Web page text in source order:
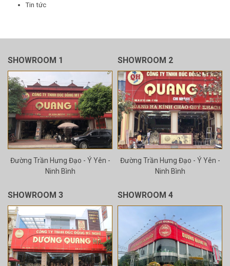
Tin tức
SHOWROOM 1
Đường Trần Hưng Đạo - Ý Yên -
Ninh Bình
SHOWROOM 2
Đường Trần Hưng Đạo - Ý Yên -
Ninh Bình
SHOWROOM 3 SHOWROOM 4